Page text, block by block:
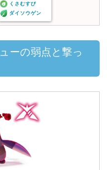
くさむすび
ダイソウゲン
ーの弱点と撃っ